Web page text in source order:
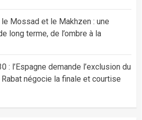
Mossad et le Makhzen : une
long terme, de l’ombre à la
: l’Espagne demande l’exclusion du
négocie la finale et courtise